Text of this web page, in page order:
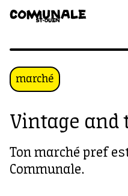
Aller au contenu
marché
Vintage and
Ton marché pref
Communale.